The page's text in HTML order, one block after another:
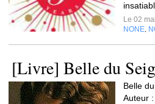
Le 02
NONE
[Livre] Belle du
Belle
Auteur